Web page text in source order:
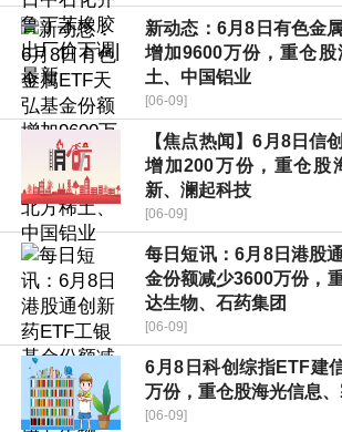
新动态：6月8日有色金
增加9600万份，重仓
土、中国铝业
[06-09]
【焦点热闻】6月8日信
增加200万份，重仓股
新、澜起科技
[06-09]
每日短讯：6月8日港股
金份额减少3600万份，
达生物、石药集团
[06-09]
6月8日科创综指ETF建
万份，重仓股海光信息
[06-09]